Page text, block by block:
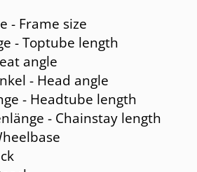
- Frame size
- Toptube length
angle
- Head angle
- Headtube length
- Chainstay length